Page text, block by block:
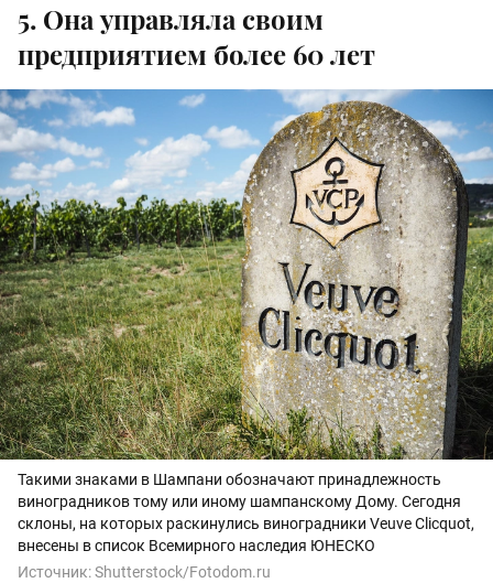
5. Она управляла своим
предприятием более 60 лет
Такими знаками в Шампани обозначают принадлежность
виноградников тому или иному шампанскому Дому. Сегодня
склоны, на которых раскинулись виноградники Veuve Clicquot,
внесены в список Всемирного наследия ЮНЕСКО
Источник:Shutterstock/Fotodom.ru